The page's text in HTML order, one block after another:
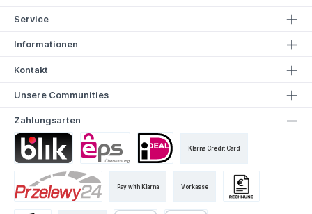
Service
Informationen
Kontakt
Unsere Communities
Zahlungsarten
Klarna Credit Card
Pay with Klarna Vorkasse